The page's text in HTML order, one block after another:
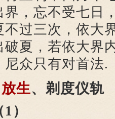
界，忘不受七日
不过三次，依大
破夏，若依大界
众只有对首法.
放生、剃度仪轨
）